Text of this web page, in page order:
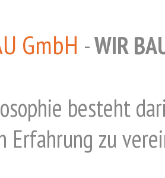
GmbH -WIR
besteht
Erfahrung zu